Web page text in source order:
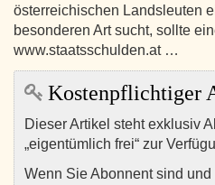
österreichischen Landsleuten
besonderen Art sucht, sollte
www.staatsschulden.at …
Kostenpflichtiger
Dieser Artikel steht exklusiv
„eigentümlich frei“ zur
Wenn Sie Abonnent sind